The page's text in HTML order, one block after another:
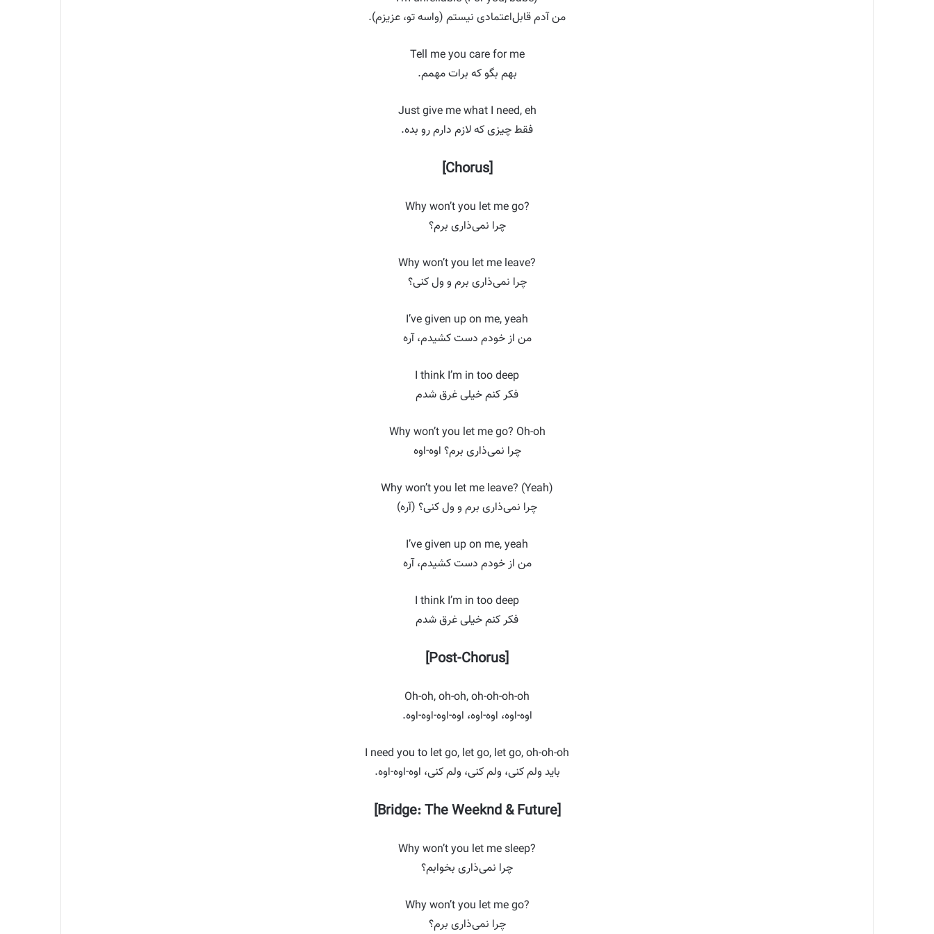
من آدم قابل‌اعتمادی نیستم (واسه تو، عزیزم).
Tell me you care for me
بهم بگو که برات مهمم.
Just give me what I need, eh
فقط چیزی که لازم دارم رو بده.
[Chorus]
Why won’t you let me go?
چرا نمی‌ذاری برم؟
Why won’t you let me leave?
چرا نمی‌ذاری برم و ول کنی؟
I’ve given up on me, yeah
من از خودم دست کشیدم، آره
I think I’m in too deep
فکر کنم خیلی غرق شدم
Why won’t you let me go? Oh-oh
چرا نمی‌ذاری برم؟ اوه-اوه
Why won’t you let me leave? (Yeah)
چرا نمی‌ذاری برم و ول کنی؟ (آره)
I’ve given up on me, yeah
من از خودم دست کشیدم، آره
I think I’m in too deep
فکر کنم خیلی غرق شدم
[Post-Chorus]
Oh-oh, oh-oh, oh-oh-oh-oh
اوه-اوه، اوه-اوه، اوه-اوه-اوه-اوه.
I need you to let go, let go, let go, oh-oh-oh
باید ولم کنی، ولم کنی، ولم کنی، اوه-اوه-اوه.
[Bridge: The Weeknd & Future]
Why won’t you let me sleep?
چرا نمی‌ذاری بخوابم؟
Why won’t you let me go?
چرا نمی‌ذاری برم؟